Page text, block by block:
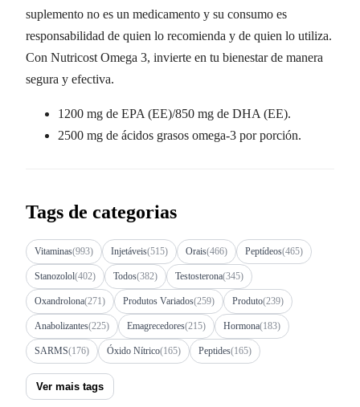
suplemento no es un medicamento y su consumo es
responsabilidad de quien lo recomienda y de quien lo utiliza.
Con Nutricost Omega 3, invierte en tu bienestar de manera
segura y efectiva.
1200 mg de EPA (EE)/850 mg de DHA (EE).
2500 mg de ácidos grasos omega-3 por porción.
Tags de categorias
Vitaminas(993) Injetáveis(515) Orais(466) Peptídeos(465)
Stanozolol(402) Todos(382) Testosterona(345)
Oxandrolona(271) Produtos Variados(259) Produto(239)
Anabolizantes(225) Emagrecedores(215) Hormona(183)
SARMS(176) Óxido Nítrico(165) Peptides(165)
Ver mais tags